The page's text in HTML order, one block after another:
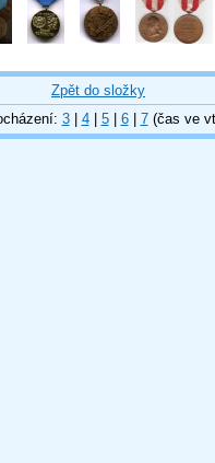
Zpět do složky
3| 4| 5| 6| 7(čas ve